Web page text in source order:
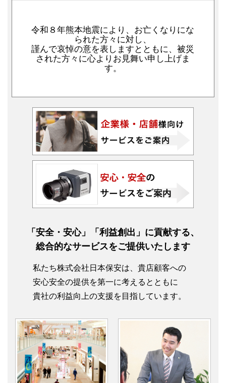
令和８年熊本地震により、お亡くなりにな
られた方々に対し、
謹んで哀悼の意を表しますとともに、被災
された方々に心よりお見舞い申し上げま
す。
「安全・安心」「利益創出」に貢献する、
総合的なサービスをご提供いたします
私たち株式会社日本保安は、貴店顧客への
安心安全の提供を第一に考えるとともに
貴社の利益向上の支援を目指しています。